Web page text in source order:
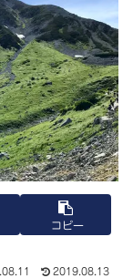
コピー
2019.08.13